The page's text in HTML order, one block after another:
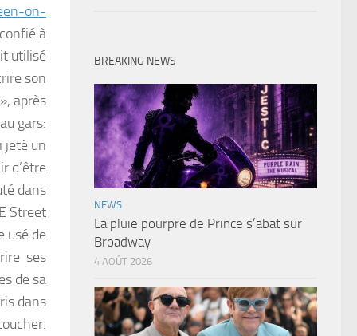
on-
à
utilisé
son
après
gars:
jeté un
d’être
dans
Street
usé de
ses
de sa
dans
BREAKING NEWS
NEWS
La pluie pourpre de Prince s’abat sur
Broadway
4 AOÛT 2026